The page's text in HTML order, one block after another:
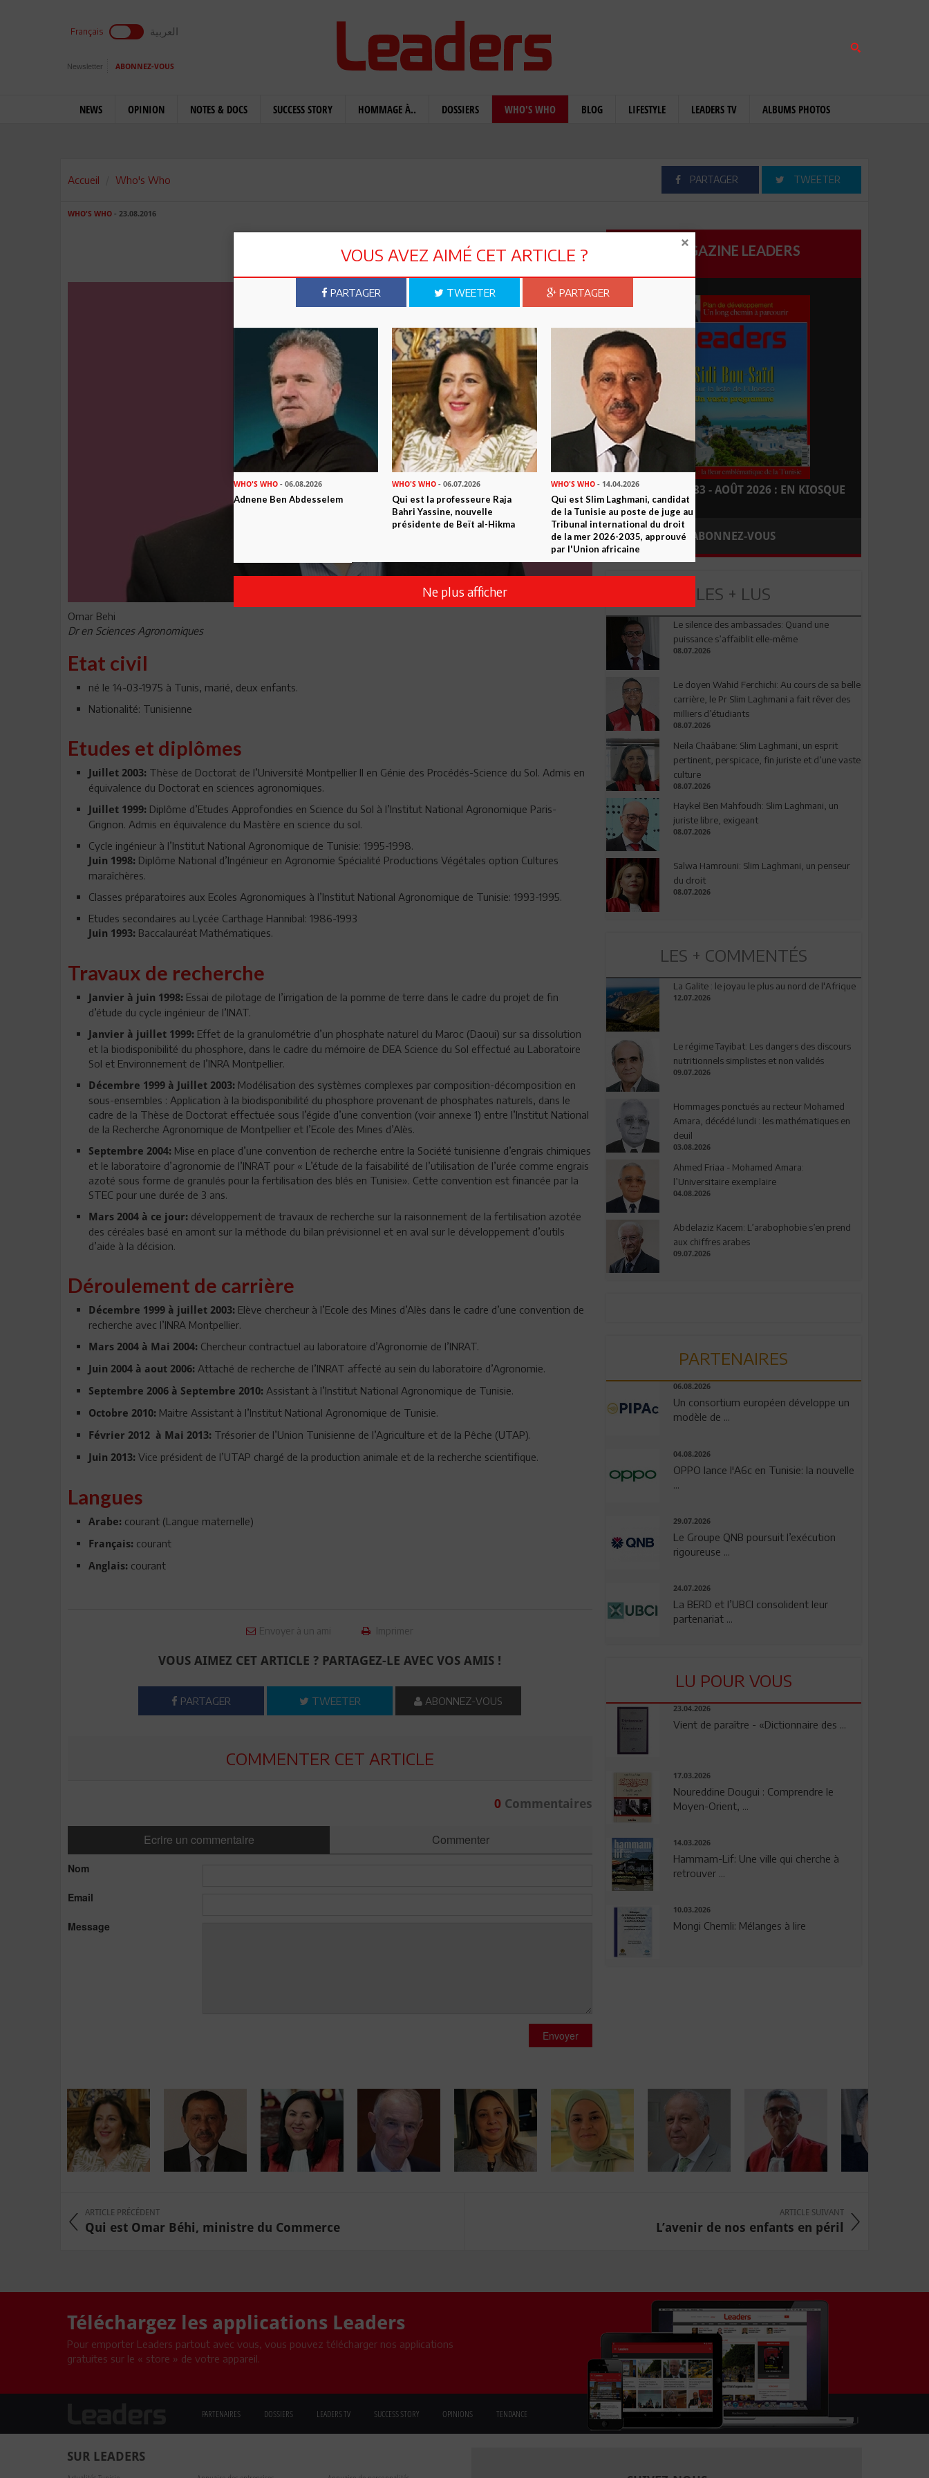
Français العربية
Newsletter ABONNEZ-VOUS
NEWS OPINION NOTES & DOCS SUCCESS STORY HOMMAGE À.. DOSSIERS WHO'S WHO BLOG LIFESTYLE LEADERS TV ALBUMS PHOTOS
Accueil Who's Who PARTAGER TWEETER
WHO'S WHO - 23.08.2016
Omar Béhi
Omar Behi
Dr en Sciences Agronomiques
Etat civil
né le 14-03-1975 à Tunis, marié, deux enfants.
Nationalité: Tunisienne
Etudes et diplômes
Juillet 2003: Thèse de Doctorat de l’Université Montpellier II en Génie des Procédés-Science du Sol. Admis en
équivalence du Doctorat en sciences agronomiques.
Juillet 1999: Diplôme d’Etudes Approfondies en Science du Sol à l’Institut National Agronomique Paris-
Grignon. Admis en équivalence du Mastère en science du sol.
Cycle ingénieur à l’Institut National Agronomique de Tunisie: 1995-1998.
Juin 1998: Diplôme National d’Ingénieur en Agronomie Spécialité Productions Végétales option Cultures
maraîchères.
Classes préparatoires aux Ecoles Agronomiques à l’Institut National Agronomique de Tunisie: 1993-1995.
Etudes secondaires au Lycée Carthage Hannibal: 1986-1993
Juin 1993: Baccalauréat Mathématiques.
Travaux de recherche
Janvier à juin 1998: Essai de pilotage de l’irrigation de la pomme de terre dans le cadre du projet de fin
d’étude du cycle ingénieur de l’INAT.
Janvier à juillet 1999: Effet de la granulométrie d’un phosphate naturel du Maroc (Daoui) sur sa dissolution
et la biodisponibilité du phosphore, dans le cadre du mémoire de DEA Science du Sol effectué au Laboratoire
Sol et Environnement de l’INRA Montpellier.
Décembre 1999 à Juillet 2003: Modélisation des systèmes complexes par composition-décomposition en
sous-ensembles : Application à la biodisponibilité du phosphore provenant de phosphates naturels, dans le
cadre de la Thèse de Doctorat effectuée sous l’égide d’une convention (voir annexe 1) entre l’Institut National
de la Recherche Agronomique de Montpellier et l’Ecole des Mines d’Alès.
Septembre 2004: Mise en place d’une convention de recherche entre la Société tunisienne d’engrais chimiques
et le laboratoire d’agronomie de l’INRAT pour « L’étude de la faisabilité de l’utilisation de l’urée comme engrais
azoté sous forme de granulés pour la fertilisation des blés en Tunisie». Cette convention est financée par la
STEC pour une durée de 3 ans.
Mars 2004 à ce jour: développement de travaux de recherche sur la raisonnement de la fertilisation azotée
des céréales basé en amont sur la méthode du bilan prévisionnel et en aval sur le développement d’outils
d’aide à la décision.
Déroulement de carrière
Décembre 1999 à juillet 2003: Elève chercheur à l’Ecole des Mines d’Alès dans le cadre d’une convention de
recherche avec l’INRA Montpellier.
Mars 2004 à Mai 2004: Chercheur contractuel au laboratoire d’Agronomie de l’INRAT.
Juin 2004 à aout 2006: Attaché de recherche de l’INRAT affecté au sein du laboratoire d’Agronomie.
Septembre 2006 à Septembre 2010: Assistant à l’Institut National Agronomique de Tunisie.
Octobre 2010: Maitre Assistant à l’Institut National Agronomique de Tunisie.
Février 2012 à Mai 2013: Trésorier de l’Union Tunisienne de l’Agriculture et de la Pêche (UTAP).
Juin 2013: Vice président de l’UTAP chargé de la production animale et de la recherche scientifique.
Langues
Arabe: courant (Langue maternelle)
Français: courant
Anglais: courant
Envoyer à un ami Imprimer
VOUS AIMEZ CET ARTICLE ? PARTAGEZ-LE AVEC VOS AMIS !
PARTAGER TWEETER ABONNEZ-VOUS
COMMENTER CET ARTICLE
0Commentaires
Ecrire un commentaire Commenter
Nom
Email
Message
Envoyer
MAGAZINE LEADERS
LEADERS N° 183 - AOÛT 2026 : EN KIOSQUE
ABONNEZ-VOUS
LES + LUS
Le silence des ambassades: Quand une
puissance s’affaiblit elle-même
08.07.2026
Le doyen Wahid Ferchichi: Au cours de sa belle
carrière, le Pr Slim Laghmani a fait rêver des
milliers d’étudiants
08.07.2026
Neila Chaâbane: Slim Laghmani, un esprit
pertinent, perspicace, fin juriste et d’une vaste
culture
08.07.2026
Haykel Ben Mahfoudh: Slim Laghmani, un
juriste libre, exigeant
08.07.2026
Salwa Hamrouni: Slim Laghmani, un penseur
du droit
08.07.2026
LES + COMMENTÉS
La Galite : le joyau le plus au nord de l'Afrique
12.07.2026
Le régime Tayibat: Les dangers des discours
nutritionnels simplistes et non validés
09.07.2026
Hommages ponctués au recteur Mohamed
Amara, décédé lundi : les mathématiques en
deuil
03.08.2026
Ahmed Friaa - Mohamed Amara:
l’Universitaire exemplaire
04.08.2026
Abdelaziz Kacem: L’arabophobie s’en prend
aux chiffres arabes
09.07.2026
PARTENAIRES
06.08.2026
Un consortium européen développe un
modèle de ...
04.08.2026
OPPO lance l'A6c en Tunisie: la nouvelle
29.07.2026
Le Groupe QNB poursuit l’exécution
rigoureuse ...
24.07.2026
La BERD et l’UBCI consolident leur
partenariat ...
LU POUR VOUS
23.04.2026
Vient de paraître - «Dictionnaire des ...
17.03.2026
Noureddine Dougui : Comprendre le
Moyen-Orient, ...
14.03.2026
Hammam-Lif: Une ville qui cherche à
retrouver ...
10.03.2026
Mongi Chemli: Mélanges à lire
ARTICLE PRÉCÉDENT
Qui est Omar Béhi, ministre du Commerce
ARTICLE SUIVANT
L’avenir de nos enfants en péril
Téléchargez les applications Leaders
Pour emporter Leaders partout avec vous, vous pouvez télécharger nos applications
gratuites sur le « store » de votre appareil.
PARTENAIRES DOSSIERS LEADERS TV SUCCESS STORY OPINIONS TENDANCE
SUR LEADERS
VOUS AVEZ AIMÉ CET ARTICLE ?
PARTAGER TWEETER PARTAGER
WHO'S WHO - 06.08.2026
Adnene Ben Abdesselem
WHO'S WHO - 06.07.2026
Qui est la professeure Raja
Bahri Yassine, nouvelle
présidente de Beït al-Hikma
WHO'S WHO- 14.04.2026
Qui est Slim Laghmani, candidat
de la Tunisie au poste de juge au
Tribunal international du droit
de la mer 2026-2035, approuvé
par l'Union africaine
Ne plus afficher